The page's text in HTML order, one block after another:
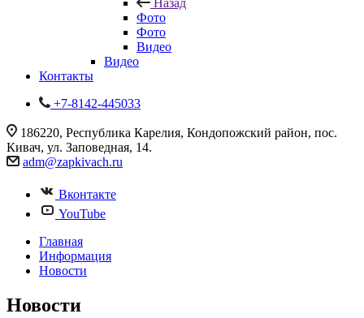
Назад
Фото
Фото
Видео
Видео
Контакты
+7-8142-445033
186220, Республика Карелия, Кондопожский район, пос.
Кивач, ул. Заповедная, 14.
adm@zapkivach.ru
Вконтакте
YouTube
Главная
Информация
Новости
Новости